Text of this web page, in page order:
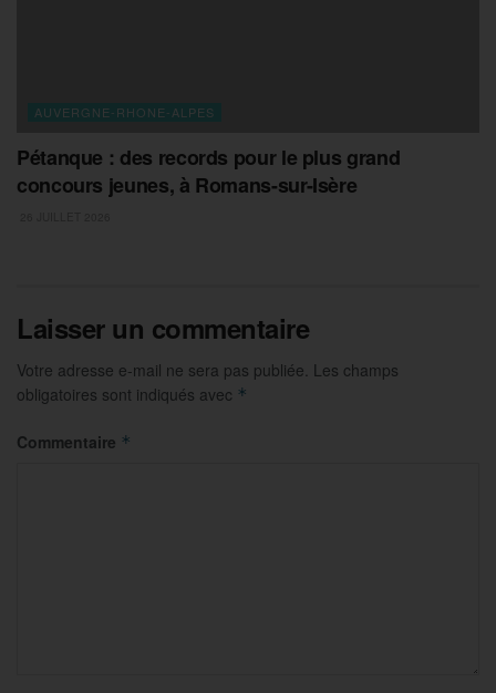
AUVERGNE-RHONE-ALPES
Pétanque : des records pour le plus grand
concours jeunes, à Romans-sur-Isère
Laisser un commentaire
Votre adresse e-mail ne sera pas publiée. Les champs
obligatoires sont indiqués avec *
Commentaire *